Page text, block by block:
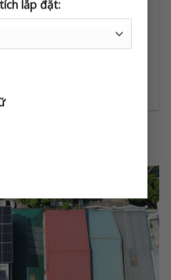
lắp đặt:
hóa cuộc sống!